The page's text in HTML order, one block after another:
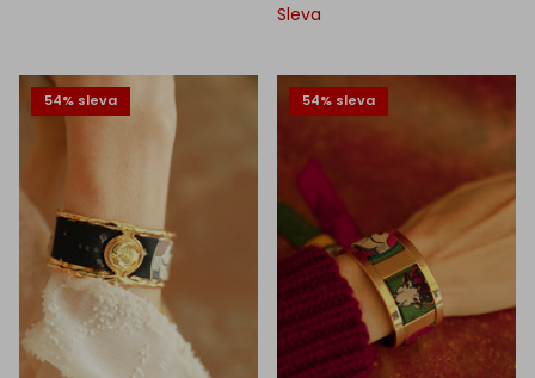
Sleva
54% sleva 54% sleva